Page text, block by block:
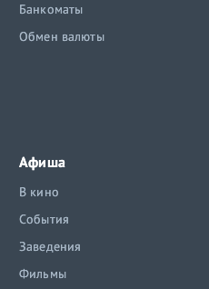
Банкоматы
Обмен валюты
Афиша
В кино
События
Заведения
Фильмы